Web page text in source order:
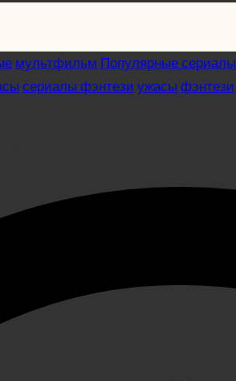
мультфильм Популярные сериалы
сериалы фэнтези ужасы фэнтези